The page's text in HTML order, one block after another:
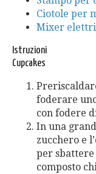
Ciotole per
Mixer
Istruzioni
Cupcakes
foderare
con fodere
In una
zucchero e
per
composto